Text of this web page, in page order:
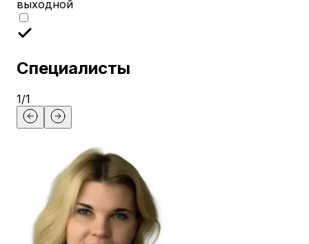
выходной
Специалисты
1/1